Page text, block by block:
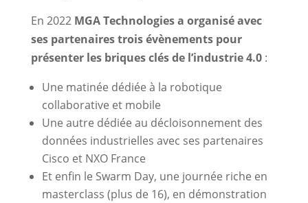
En 2022 MGA Technologies a organisé avec
ses partenaires trois évènements pour
présenter les briques clés de l’industrie 4.0 :
Une matinée dédiée à la robotique
collaborative et mobile
Une autre dédiée au décloisonnement des
données industrielles avec ses partenaires
Cisco et NXO France
Et enfin le Swarm Day, une journée riche en
masterclass (plus de 16), en démonstration